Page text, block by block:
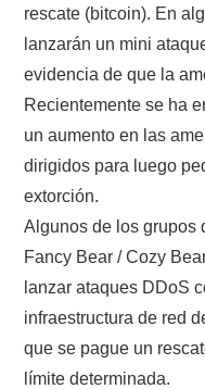
rescate (bitcoin). En
lanzarán un mini
evidencia de que la
Recientemente se ha
un aumento en las
dirigidos para luego
extorción.
Algunos de los grupos
Fancy Bear / Cozy
lanzar ataques DDoS
infraestructura de red
que se pague un
límite determinada.